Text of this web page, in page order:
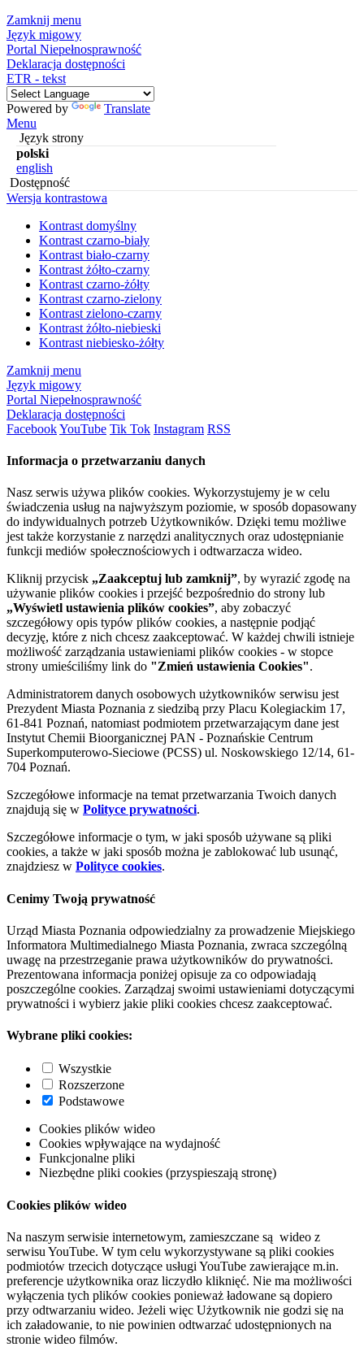
Zamknij menu
Język migowy
Portal Niepełnosprawność
Deklaracja dostępności
ETR - tekst
Powered by
Translate
Menu
Język strony
polski
english
Dostępność
Wersja kontrastowa
Kontrast domyślny
Kontrast czarno-biały
Kontrast biało-czarny
Kontrast żółto-czarny
Kontrast czarno-żółty
Kontrast czarno-zielony
Kontrast zielono-czarny
Kontrast żółto-niebieski
Kontrast niebiesko-żółty
Zamknij menu
Język migowy
Portal Niepełnosprawność
Deklaracja dostępności
FacebookYouTube Tik Tok Instagram RSS
Informacja o przetwarzaniu danych
Nasz serwis używa plików cookies. Wykorzystujemy je w celu
świadczenia usług na najwyższym poziomie, w sposób dopasowany
do indywidualnych potrzeb Użytkowników. Dzięki temu możliwe
jest także korzystanie z narzędzi analitycznych oraz udostępnianie
funkcji mediów społecznościowych i odtwarzacza wideo.
Kliknij przycisk „Zaakceptuj lub zamknij”, by wyrazić zgodę na
używanie plików cookies i przejść bezpośrednio do strony lub
„Wyświetl ustawienia plików cookies”, aby zobaczyć
szczegółowy opis typów plików cookies, a następnie podjąć
decyzję, które z nich chcesz zaakceptować. W każdej chwili istnieje
możliwość zarządzania ustawieniami plików cookies - w stopce
strony umieściliśmy link do "Zmień ustawienia Cookies".
Administratorem danych osobowych użytkowników serwisu jest
Prezydent Miasta Poznania z siedzibą przy Placu Kolegiackim 17,
61-841 Poznań, natomiast podmiotem przetwarzającym dane jest
Instytut Chemii Bioorganicznej PAN - Poznańskie Centrum
Superkomputerowo-Sieciowe (PCSS) ul. Noskowskiego 12/14, 61-
704 Poznań.
Szczegółowe informacje na temat przetwarzania Twoich danych
znajdują się w Polityce prywatności.
Szczegółowe informacje o tym, w jaki sposób używane są pliki
cookies, a także w jaki sposób można je zablokować lub usunąć,
znajdziesz w Polityce cookies.
Cenimy Twoją prywatność
Urząd Miasta Poznania odpowiedzialny za prowadzenie Miejskiego
Informatora Multimedialnego Miasta Poznania, zwraca szczególną
uwagę na przestrzeganie prawa użytkowników do prywatności.
Prezentowana informacja poniżej opisuje za co odpowiadają
poszczególne cookies. Zarządzaj swoimi ustawieniami dotyczącymi
prywatności i wybierz jakie pliki cookies chcesz zaakceptować.
Wybrane pliki cookies:
Wszystkie
Rozszerzone
Podstawowe
Cookies plików wideo
Cookies wpływające na wydajność
Funkcjonalne pliki
Niezbędne pliki cookies (przyspieszają stronę)
Cookies plików wideo
Na naszym serwisie internetowym, zamieszczane są wideo z
serwisu YouTube. W tym celu wykorzystywane są pliki cookies
podmiotów trzecich dotyczące usługi YouTube zawierające m.in.
preferencje użytkownika oraz liczydło kliknięć. Nie ma możliwości
wyłączenia tych plików cookies ponieważ ładowane są dopiero
przy odtwarzaniu wideo. Jeżeli więc Użytkownik nie godzi się na
ich załadowanie, to nie powinien odtwarzać udostępnionych na
stronie wideo filmów.